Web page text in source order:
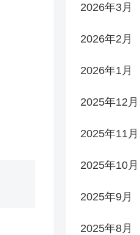
2026年3月
2026年2月
2026年1月
2025年12月
2025年11月
2025年10月
2025年9月
2025年8月